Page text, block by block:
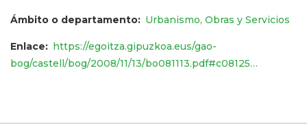
Ámbito o departamento Urbanismo, Obras y Servicios
Enlace
https://egoitza.gipuzkoa.eus/gao-
bog/castell/bog/2008/11/13/bo081113.pdf#c08125…